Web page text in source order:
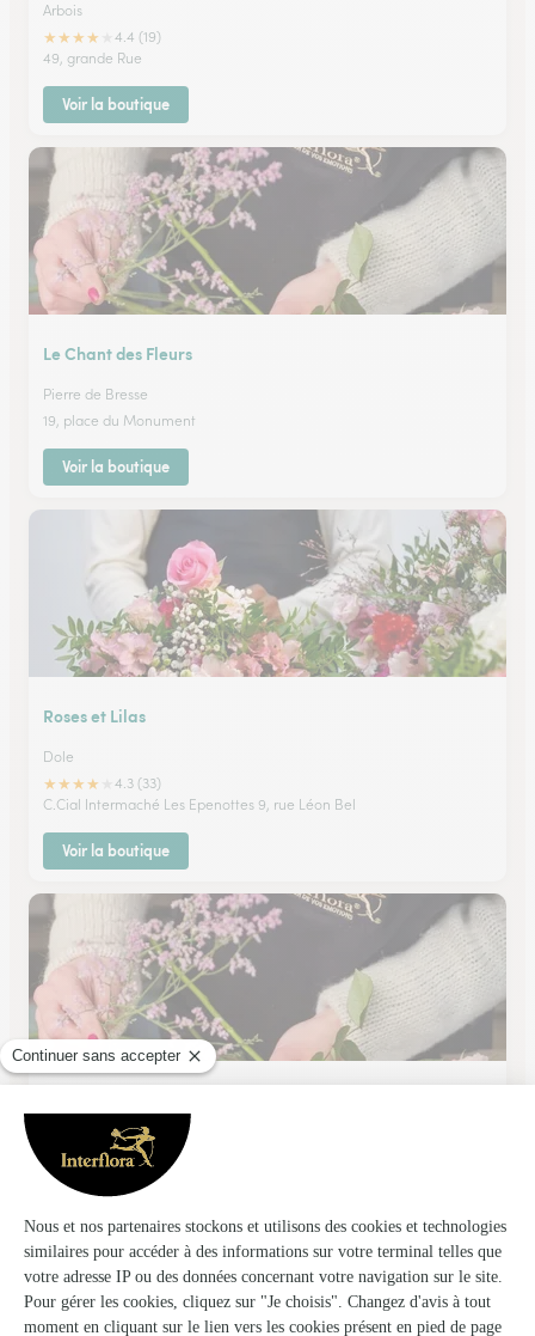
Arbois
★★★★
4.4 (19)
49, grande Rue
Voir la boutique
Le Chant des Fleurs
Pierre de Bresse
19, place du Monument
Voir la boutique
Roses et Lilas
Dole
★★★★
4.3 (33)
C.Cial Intermaché Les Epenottes 9, rue Léon Bel
Voir la boutique
Lons le Saunier
★ ★★★★4.5 (55)
15, rue Lafayette
Voir la boutique